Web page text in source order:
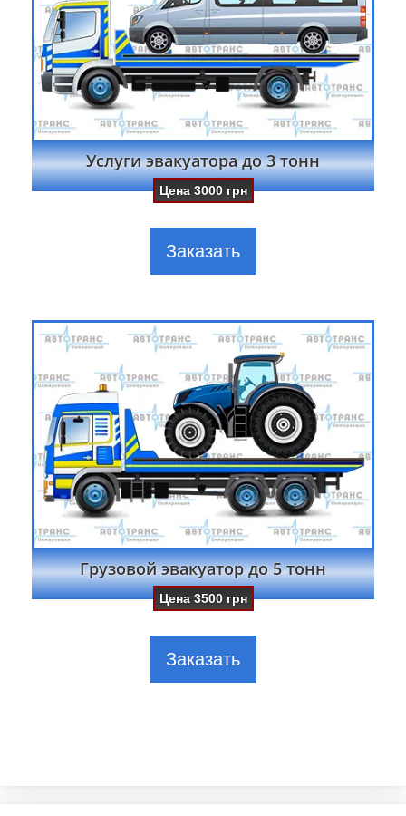
Услуги эвакуатора до 3 тонн
Цена3000 грн
Заказать
Грузовой эвакуатор до 5 тонн
Цена3500 грн
Заказать